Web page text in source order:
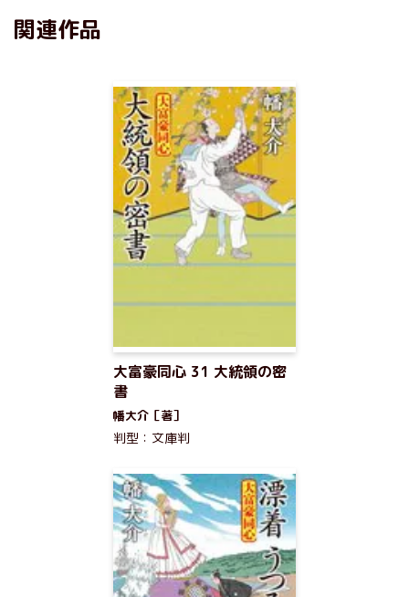
関連作品
大富豪同心 31 大統領の密
書
幡大介［著］
判型：文庫判